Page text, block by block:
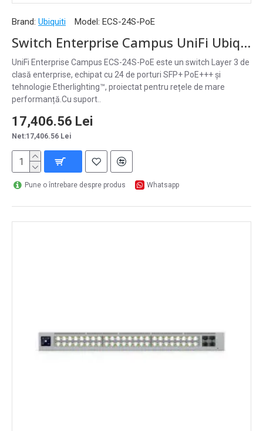
Brand: Ubiquiti Model: ECS-24S-PoE
Switch Enterprise Campus UniFi Ubiquiti, 24 Porturi SFP+ PoE, ECS-24S-PoE
UniFi Enterprise Campus ECS-24S-PoE este un switch Layer 3 de
clasă enterprise, echipat cu 24 de porturi SFP+ PoE+++ și
tehnologie Etherlighting™, proiectat pentru rețele de mare
performanță.Cu suport..
17,406.56 Lei
Net:17,406.56 Lei
Pune o întrebare despre produs Whatsapp